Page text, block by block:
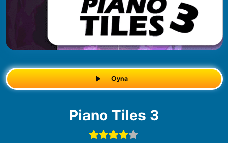
Oyna
Piano Tiles 3